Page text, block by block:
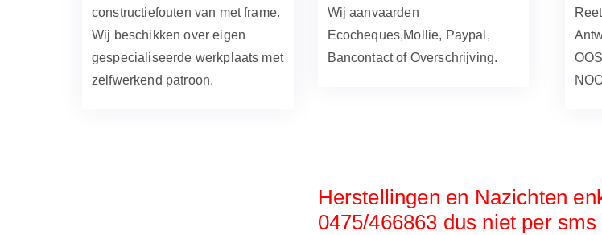
constructiefouten van met frame.
Wij beschikken over eigen
gespecialiseerde werkplaats met
zelfwerkend patroon.
Wij aanvaarden
Ecocheques,Mollie, Paypal,
Bancontact of Overschrijving.
Reet
Herstellingen en Nazichten
0475/466863 dus niet per